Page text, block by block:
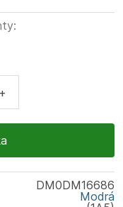
+
DM0DM16686
Modrá